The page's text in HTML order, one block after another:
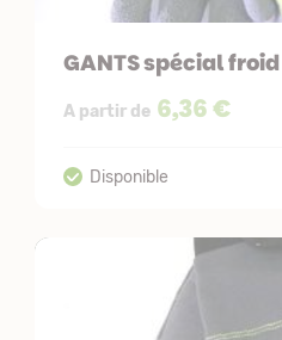
GANTS spécial froid
A partir de 6,36 €